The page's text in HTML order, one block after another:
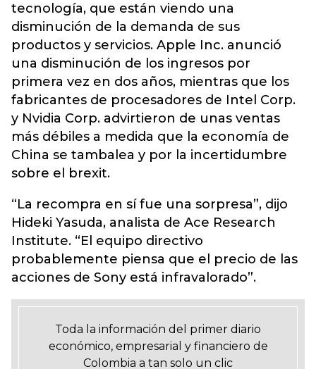
tecnología, que están viendo una
disminución de la demanda de sus
productos y servicios. Apple Inc. anunció
una disminución de los ingresos por
primera vez en dos años, mientras que los
fabricantes de procesadores de Intel Corp.
y Nvidia Corp. advirtieron de unas ventas
más débiles a medida que la economía de
China se tambalea y por la incertidumbre
sobre el brexit.
“La recompra en sí fue una sorpresa”, dijo
Hideki Yasuda, analista de Ace Research
Institute. “El equipo directivo
probablemente piensa que el precio de las
acciones de Sony está infravalorado”.
Toda la información del primer diario
económico, empresarial y financiero de
Colombia a tan solo un clic